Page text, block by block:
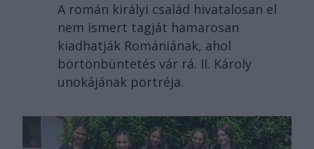
A román királyi család hivatalosan el
nem ismert tagját hamarosan
kiadhatják Romániának, ahol
börtönbüntetés vár rá. II. Károly
unokájának portréja.